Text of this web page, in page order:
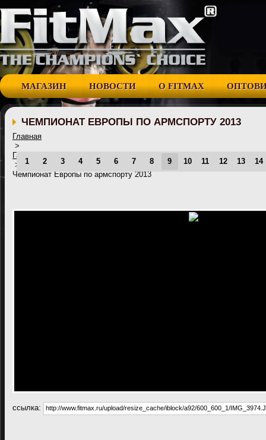
МАГАЗИН НОВОСТИ О FITMAX
ЧЕМПИОНАТ ЕВРОПЫ ПО АРМСПОРТУ 2013
Главная
>
Галерея
>
Чемпионат Европы по армспорту 2013
cсылка:
1 2 3 4 5 6 7 8 9 10 11 12 13 14